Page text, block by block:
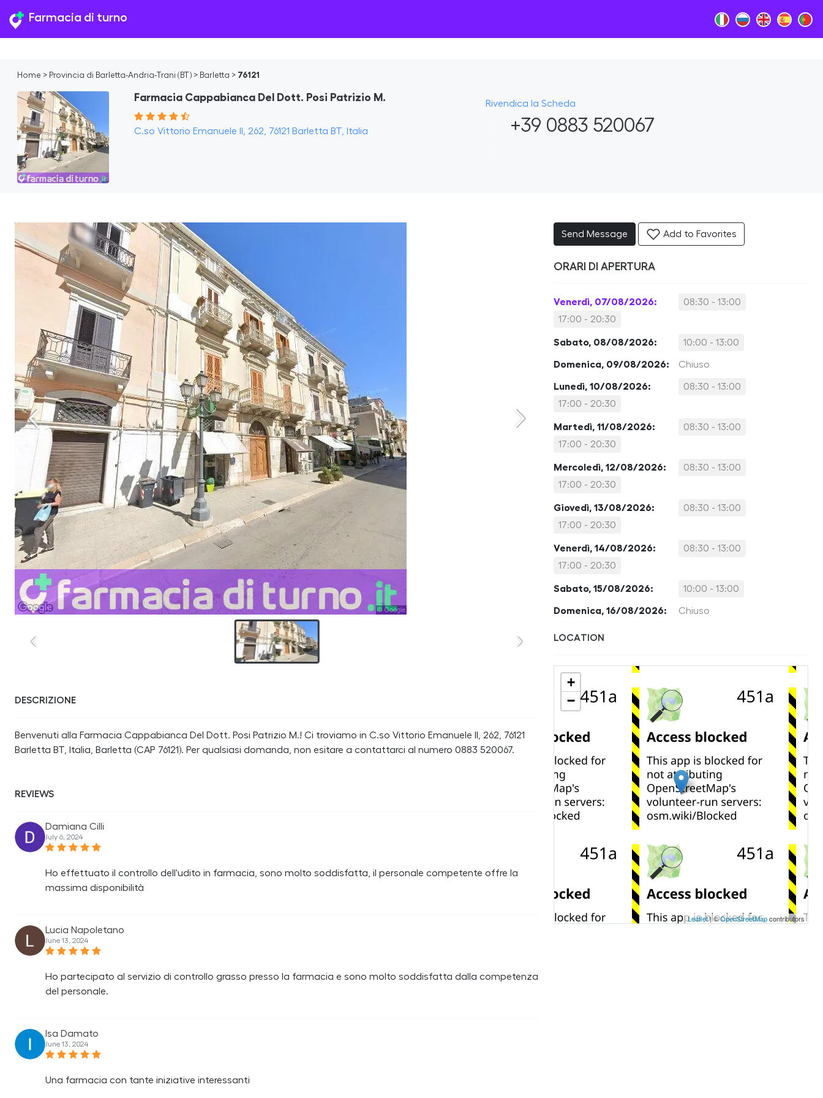
Farmacia di turno
Home > Provincia di Barletta-Andria-Trani (BT) > Barletta > 76121
Farmacia Cappabianca Del Dott. Posi Patrizio M.
C.so Vittorio Emanuele II, 262, 76121 Barletta BT, Italia
Rivendica la Scheda
+39 0883 520067
DESCRIZIONE
Benvenuti alla Farmacia Cappabianca Del Dott. Posi Patrizio M.! Ci troviamo in C.so Vittorio Emanuele II, 262, 76121
Barletta BT, Italia, Barletta (CAP 76121). Per qualsiasi domanda, non esitare a contattarci al numero 0883 520067.
REVIEWS
Damiana Cilli
July 6, 2024
Ho effettuato il controllo dell'udito in farmacia, sono molto soddisfatta, il personale competente offre la
massima disponibilità
Lucia Napoletano
June 13, 2024
Ho partecipato al servizio di controllo grasso presso la farmacia e sono molto soddisfatta dalla competenza
del personale.
Isa Damato
June 13, 2024
Una farmacia con tante iniziative interessanti
Send Message Add to Favorites
ORARI DI APERTURA
Venerdì, 07/08/2026:
08:30 - 13:00
17:00 - 20:30
Sabato, 08/08/2026: 10:00 - 13:00
Domenica, 09/08/2026: Chiuso
Lunedì, 10/08/2026:
08:30 - 13:00
17:00 - 20:30
Martedì, 11/08/2026:
08:30 - 13:00
17:00 - 20:30
Mercoledì, 12/08/2026:
08:30 - 13:00
17:00 - 20:30
Giovedì, 13/08/2026:
08:30 - 13:00
17:00 - 20:30
Venerdì, 14/08/2026:
08:30 - 13:00
17:00 - 20:30
Sabato, 15/08/2026: 10:00 - 13:00
Domenica, 16/08/2026: Chiuso
LOCATION
+
−
Leaflet| ©OpenStreetMapcontributors